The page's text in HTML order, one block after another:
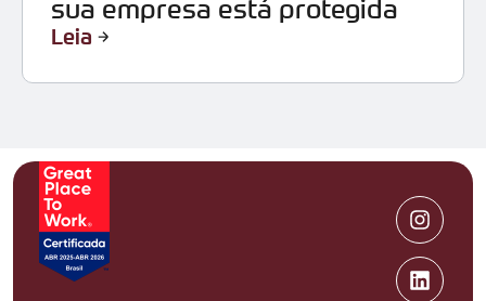
sua empresa está protegida
Leia